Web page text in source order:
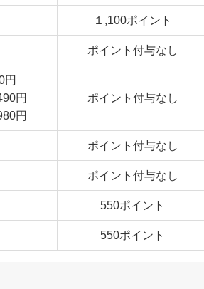
１,100ポイント
ポイント付与なし
円
円
円
ポイント付与なし
ポイント付与なし
ポイント付与なし
550ポイント
550ポイント